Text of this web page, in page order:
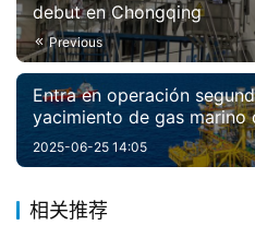
debut en Chongqing
Previous
Entra en operación
yacimiento de gas marino
2025-06-25 14:05
相关推荐